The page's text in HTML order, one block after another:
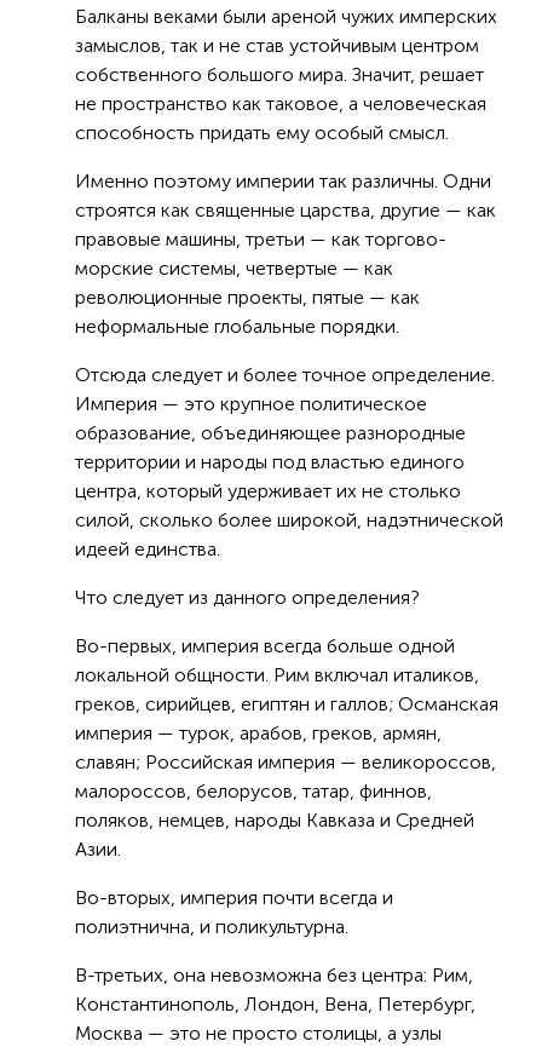
Балканы веками были ареной чужих имперских
замыслов, так и не став устойчивым центром
собственного большого мира. Значит, решает
не пространство как таковое, а человеческая
способность придать ему особый смысл.
Именно поэтому империи так различны. Одни
строятся как священные царства, другие — как
правовые машины, третьи — как торгово-
морские системы, четвертые — как
революционные проекты, пятые — как
неформальные глобальные порядки.
Отсюда следует и более точное определение.
Империя — это крупное политическое
образование, объединяющее разнородные
территории и народы под властью единого
центра, который удерживает их не столько
силой, сколько более широкой, надэтнической
идеей единства.
Что следует из данного определения?
Во-первых, империя всегда больше одной
локальной общности. Рим включал италиков,
греков, сирийцев, египтян и галлов; Османская
империя — турок, арабов, греков, армян,
славян; Российская империя — великороссов,
малороссов, белорусов, татар, финнов,
поляков, немцев, народы Кавказа и Средней
Азии.
Во-вторых, империя почти всегда и
полиэтнична, и поликультурна.
В-третьих, она невозможна без центра: Рим,
Константинополь, Лондон, Вена, Петербург,
Москва — это не просто столицы, а узлы